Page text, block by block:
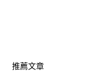
推薦文章